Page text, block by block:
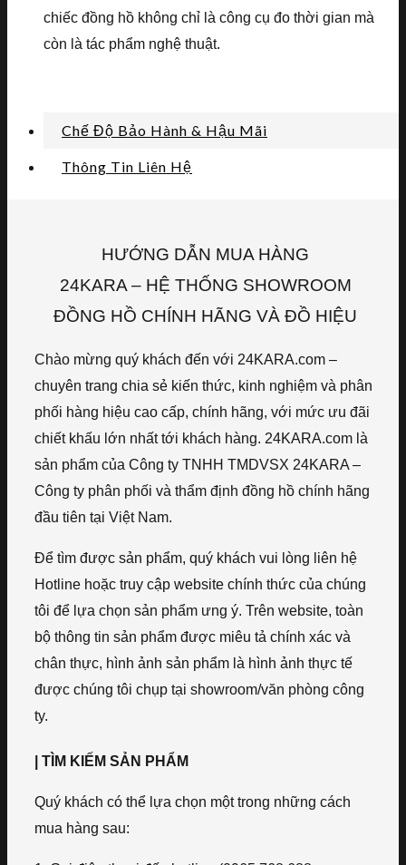
chiếc đồng hồ không chỉ là công cụ đo thời gian mà
còn là tác phẩm nghệ thuật.
Chế Độ Bảo Hành & Hậu Mãi
Thông Tin Liên Hệ
HƯỚNG DẪN MUA HÀNG
24KARA – HỆ THỐNG SHOWROOM
ĐỒNG HỒ CHÍNH HÃNG VÀ ĐỒ HIỆU
Chào mừng quý khách đến với 24KARA.com –
chuyên trang chia sẻ kiến thức, kinh nghiệm và phân
phối hàng hiệu cao cấp, chính hãng, với mức ưu đãi
chiết khấu lớn nhất tới khách hàng. 24KARA.com là
sản phẩm của Công ty TNHH TMDVSX 24KARA –
Công ty phân phối và thẩm định đồng hồ chính hãng
đầu tiên tại Việt Nam.
Để tìm được sản phẩm, quý khách vui lòng liên hệ
Hotline hoặc truy cập website chính thức của chúng
tôi để lựa chọn sản phẩm ưng ý. Trên website, toàn
bộ thông tin sản phẩm được miêu tả chính xác và
chân thực, hình ảnh sản phẩm là hình ảnh thực tế
được chúng tôi chụp tại showroom/văn phòng công
ty.
| TÌM KIẾM SẢN PHẨM
Quý khách có thể lựa chọn một trong những cách
mua hàng sau: